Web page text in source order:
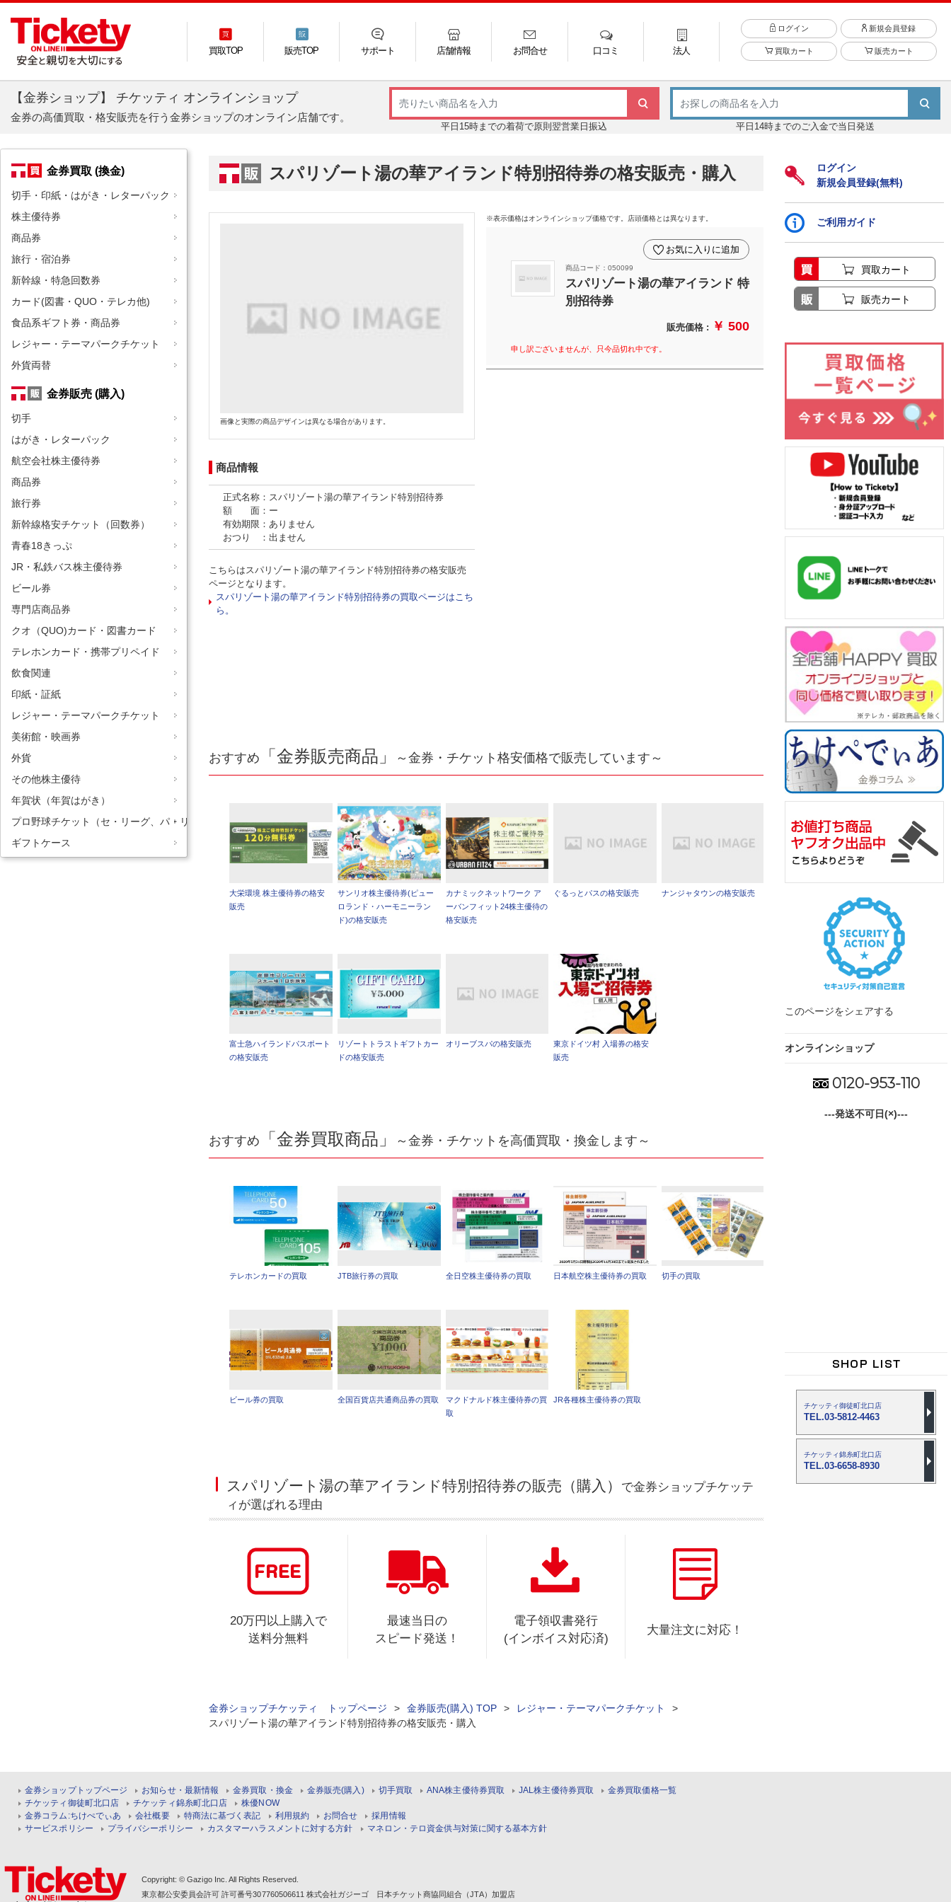
買取TOP 販売TOP サポート
FAQ ご利用ガイド
店舗情報 お問合せ
LINE お電話 メール
口コミ 法人
ログイン 新規会員登録
買取カート 販売カート
【金券ショップ】 チケッティ オンラインショップ
金券の高価買取・格安販売を行う金券ショップのオンライン店舗です。
平日15時までの着荷で原則翌営業日振込 平日14時までのご入金で当日発送
金券買取 (換金)
切手・印紙・はがき・レターパック
株主優待券
商品券
旅行・宿泊券
新幹線・特急回数券
カード(図書・QUO・テレカ他)
食品系ギフト券・商品券
レジャー・テーマパークチケット
外貨両替
金券販売 (購入)
切手
はがき・レターパック
航空会社株主優待券
商品券
旅行券
新幹線格安チケット（回数券）
青春18きっぷ
JR・私鉄バス株主優待券
ビール券
専門店商品券
クオ（QUO)カード・図書カード
テレホンカード・携帯プリペイド
飲食関連
印紙・証紙
レジャー・テーマパークチケット
美術館・映画券
外貨
その他株主優待
年賀状（年賀はがき）
プロ野球チケット（セ・リーグ、パ・リーグ）
ギフトケース
スパリゾート湯の華アイランド特別招待券の格安販売・購入
画像と実際の商品デザインは異なる場合があります。
商品情報
正式名称：スパリゾート湯の華アイランド特別招待券
額 面：ー
有効期限：ありません
おつり ：出ません
こちらはスパリゾート湯の華アイランド特別招待券の格安販売
ページとなります。
スパリゾート湯の華アイランド特別招待券の買取ページはこち
ら。
※表示価格はオンラインショップ価格です。店頭価格とは異なります。
商品コード：050099
スパリゾート湯の華アイランド 特
別招待券
お気に入りに追加
販売価格 : ￥ 500
申し訳ございませんが、只今品切れ中です。
おすすめ 「金券販売商品」 ～金券・チケット格安価格で販売しています～
大栄環境 株主優待券の格安
販売
サンリオ株主優待券(ピュー
ロランド・ハーモニーラン
ド)の格安販売
カナミックネットワーク ア
ーバンフィット24株主優待の
格安販売
ぐるっとパスの格安販売 ナンジャタウンの格安販売
富士急ハイランドパスポート
の格安販売
リゾートトラストギフトカー
ドの格安販売
オリーブスパの格安販売
東京ドイツ村 入場券の格安
販売
おすすめ 「金券買取商品」 ～金券・チケットを高価買取・換金します～
テレホンカードの買取 JTB旅行券の買取 全日空株主優待券の買取 日本航空株主優待券の買取 切手の買取
ビール券の買取 全国百貨店共通商品券の買取
マクドナルド株主優待券の買
取
JR各種株主優待券の買取
スパリゾート湯の華アイランド特別招待券の販売（購入）
で金券ショップチケッテ
ィが選ばれる理由
20万円以上購入で
送料分無料
最速当日の
スピード発送！
電子領収書発行
(インボイス対応済)
大量注文に対応！
金券ショップチケッティ トップページ > 金券販売(購入) TOP > レジャー・テーマパークチケット
>
スパリゾート湯の華アイランド特別招待券の格安販売・購入
ログイン
新規会員登録(無料)
ご利用ガイド
買取カート
販売カート
このページをシェアする
オンラインショップ
0120-953-110
---発送不可日(×)---
チケッティ御徒町北口店
TEL.03-5812-4463
チケッティ錦糸町北口店
TEL.03-6658-8930
金券ショップトップページ お知らせ・最新情報 金券買取・換金 金券販売(購入) 切手買取 ANA株主優待券買取 JAL株主優待券買取
金券買取価格一覧
チケッティ御徒町北口店
チケッティ錦糸町北口店
株優NOW
金券コラム:ちけぺでぃあ
会社概要 特商法に基づく表記 利用規約 お問合せ
採用情報
サービスポリシー
プライバシーポリシー カスタマーハラスメントに対する方針 マネロン・テロ資金供与対策に関する基本方針
Copyright: © Gazigo Inc. All Rights Reserved.
東京都公安委員会許可 許可番号307760506611 株式会社ガジーゴ 日本チケット商協同組合（JTA）加盟店